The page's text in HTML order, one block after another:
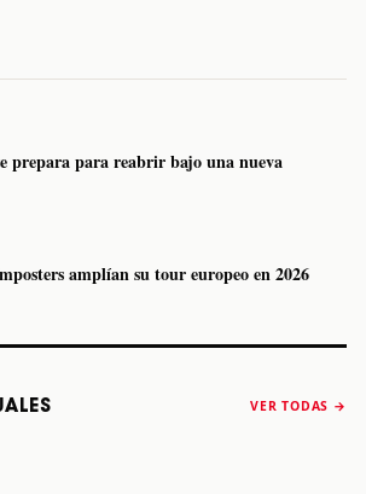
prepara para reabrir bajo una nueva
amplían su tour europeo en 2026
VER TODAS →
Fallece Felipe
Staiti, guitarrista
anuncia “Reality